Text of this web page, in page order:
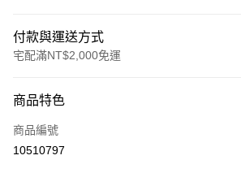
付款與運送方式
宅配滿NT$2,000免運
信用卡一次付款
信用卡分期付款
商品特色
商品編號
10510797